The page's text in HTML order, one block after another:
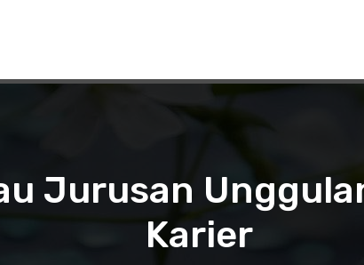
Jurusan
Karier